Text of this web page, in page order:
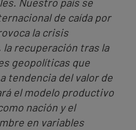
de caída por
la crisis
recuperación tras la
geopolíticas que
tendencia del valor de
el modelo productivo
nación y el
en variables